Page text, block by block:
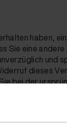
haben,
Sie eine
und
dieses
bei der
in
verweigern,
die Waren